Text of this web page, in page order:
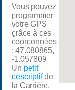
Vous pouvez
programmer
votre GPS
grâce à ces
coordonnées
: 47.080865,
-1.057809
Un petit
descriptifde
la Carrière.